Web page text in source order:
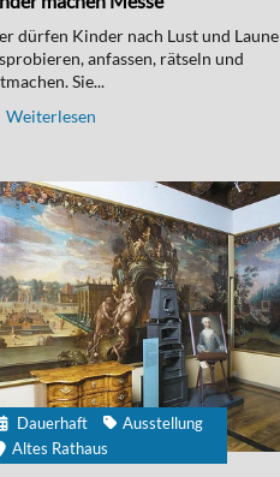
dürfen Kinder nach Lust und Laune
anfassen, rätseln und
Sie...
Weiterlesen
Dauerhaft
Ausstellung
Altes Rathaus